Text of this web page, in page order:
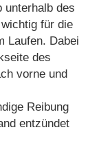
unterhalb des
für die
Laufen. Dabei
des
vorne und
Reibung
entzündet